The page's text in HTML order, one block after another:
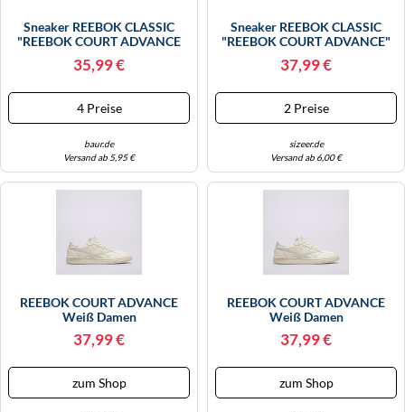
Sneaker REEBOK CLASSIC
"REEBOK COURT ADVANCE
Weiß (schwarz, Whisper Weiß),
Schwarz, Whisper Weiß
35,99 €
4 Preise
baur.de
Versand ab 5,95 €
Sneaker REEBOK CLASSIC
"REEBOK COURT ADVANCE"
Sneaker (86798344-37)
37,99 €
2 Preise
sizeer.de
Versand ab 6,00 €
REEBOK COURT ADVANCE
Weiß Damen
37,99 €
zum Shop
REEBOK COURT ADVANCE
Weiß Damen
37,99 €
zum Shop